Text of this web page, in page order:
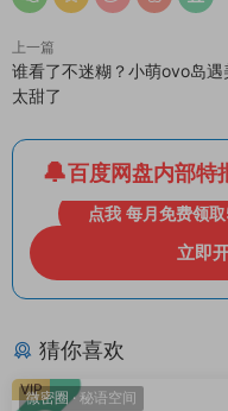
上一篇
谁看了不迷糊？小萌ovo岛遇
太甜了
百度网盘内部特
点我 每月免费领
立即
猜你喜欢
微密圈·秘语空间
VIP